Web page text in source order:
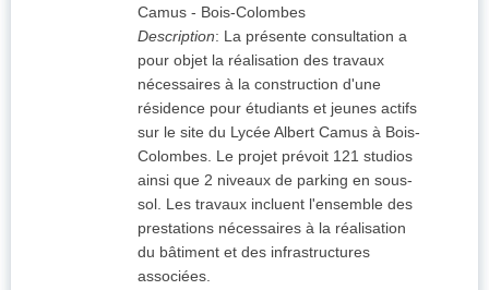
Camus - Bois-Colombes
Description: La présente consultation a
pour objet la réalisation des travaux
nécessaires à la construction d'une
résidence pour étudiants et jeunes actifs
sur le site du Lycée Albert Camus à Bois-
Colombes. Le projet prévoit 121 studios
ainsi que 2 niveaux de parking en sous-
sol. Les travaux incluent l'ensemble des
prestations nécessaires à la réalisation
du bâtiment et des infrastructures
associées.